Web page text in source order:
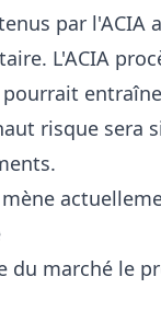
par l'ACIA
L'ACIA
risque sera
du marché le